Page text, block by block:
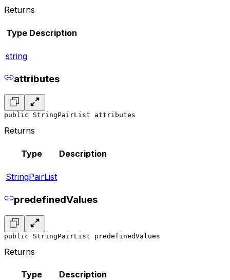
Returns
Type Description
string
attributes
public StringPairList attributes
Returns
Type Description
StringPairList
predefinedValues
public StringPairList predefinedValues
Returns
Type Description